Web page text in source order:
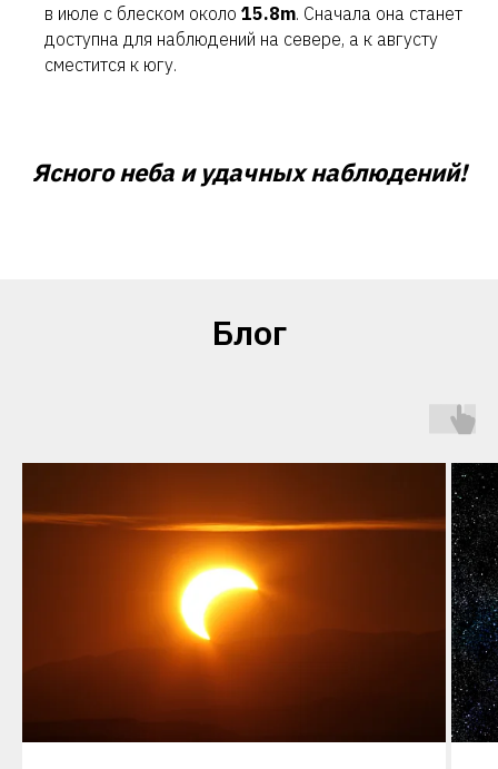
в июле с блеском около 15.8m. Сначала она станет
доступна для наблюдений на севере, а к августу
сместится к югу.
Ясного неба и удачных наблюдений!
Блог